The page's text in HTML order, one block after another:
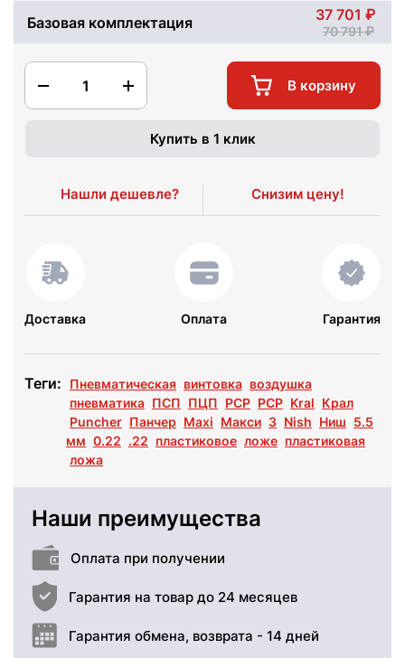
Базовая комплектация 37 701
70 791
1 В корзину
Купить в 1 клик
Нашли дешевле? Снизим цену!
Доставка Оплата Гарантия
Теги: Пневматическая винтовка воздушка
пневматика ПСП ПЦП РСР PCP Kral Крал
Puncher Панчер Maxi Макси 3 Nish Ниш 5.5
мм 0.22 .22 пластиковое ложе пластиковая
ложа
Наши преимущества
Оплата при получении
Гарантия на товар до 24 месяцев
Гарантия обмена, возврата - 14 дней